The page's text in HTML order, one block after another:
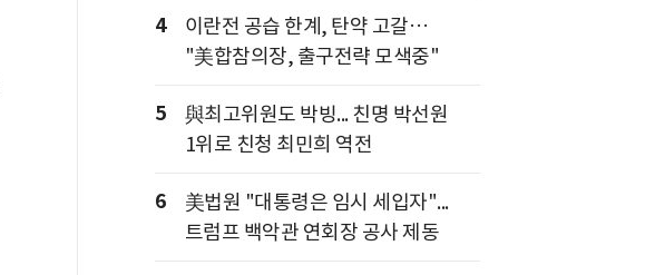
4
이란전 공습 한계, 탄약 고갈…
"美합참의장, 출구전략 모색중"
5
與최고위원도 박빙... 친명 박선원
1위로 친청 최민희 역전
6
美법원 "대통령은 임시 세입자"...
트럼프 백악관 연회장 공사 제동